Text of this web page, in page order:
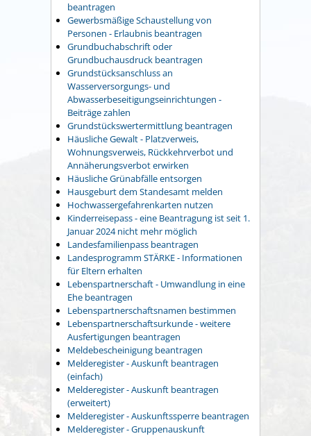
beantragen
Gewerbsmäßige Schaustellung von
Personen - Erlaubnis beantragen
Grundbuchabschrift oder
Grundbuchausdruck beantragen
Grundstücksanschluss an
Wasserversorgungs- und
Abwasserbeseitigungseinrichtungen -
Beiträge zahlen
Grundstückswertermittlung beantragen
Häusliche Gewalt - Platzverweis,
Wohnungsverweis, Rückkehrverbot und
Annäherungsverbot erwirken
Häusliche Grünabfälle entsorgen
Hausgeburt dem Standesamt melden
Hochwassergefahrenkarten nutzen
Kinderreisepass - eine Beantragung ist seit 1.
Januar 2024 nicht mehr möglich
Landesfamilienpass beantragen
Landesprogramm STÄRKE - Informationen
für Eltern erhalten
Lebenspartnerschaft - Umwandlung in eine
Ehe beantragen
Lebenspartnerschaftsnamen bestimmen
Lebenspartnerschaftsurkunde - weitere
Ausfertigungen beantragen
Meldebescheinigung beantragen
Melderegister - Auskunft beantragen
(einfach)
Melderegister - Auskunft beantragen
(erweitert)
Melderegister - Auskunftssperre beantragen
Melderegister - Gruppenauskunft